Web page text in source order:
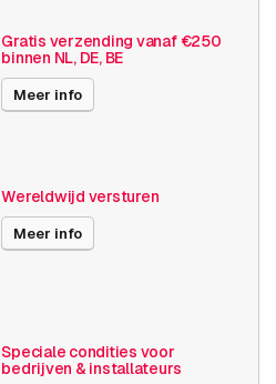
Gratis verzending vanaf €250
binnen NL, DE, BE
Meer info
Wereldwijd versturen
Meer info
Speciale condities voor
bedrijven & installateurs